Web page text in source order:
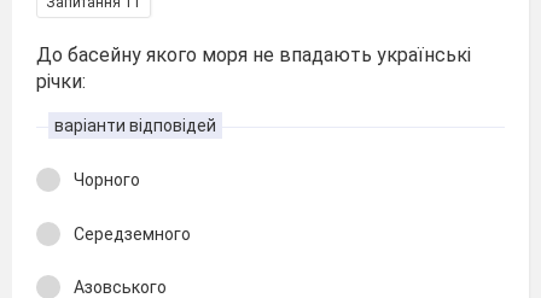
До басейну якого моря не впадають українські
річки:
варіанти відповідей
Чорного
Середземного
Азовського